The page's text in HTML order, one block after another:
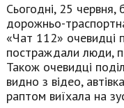
Сьогодні, 25 червня,
дорожньо-
«Чат 112» очевидці
постраждали люди,
Також очевидці
видно з відео,
раптом виїхала на